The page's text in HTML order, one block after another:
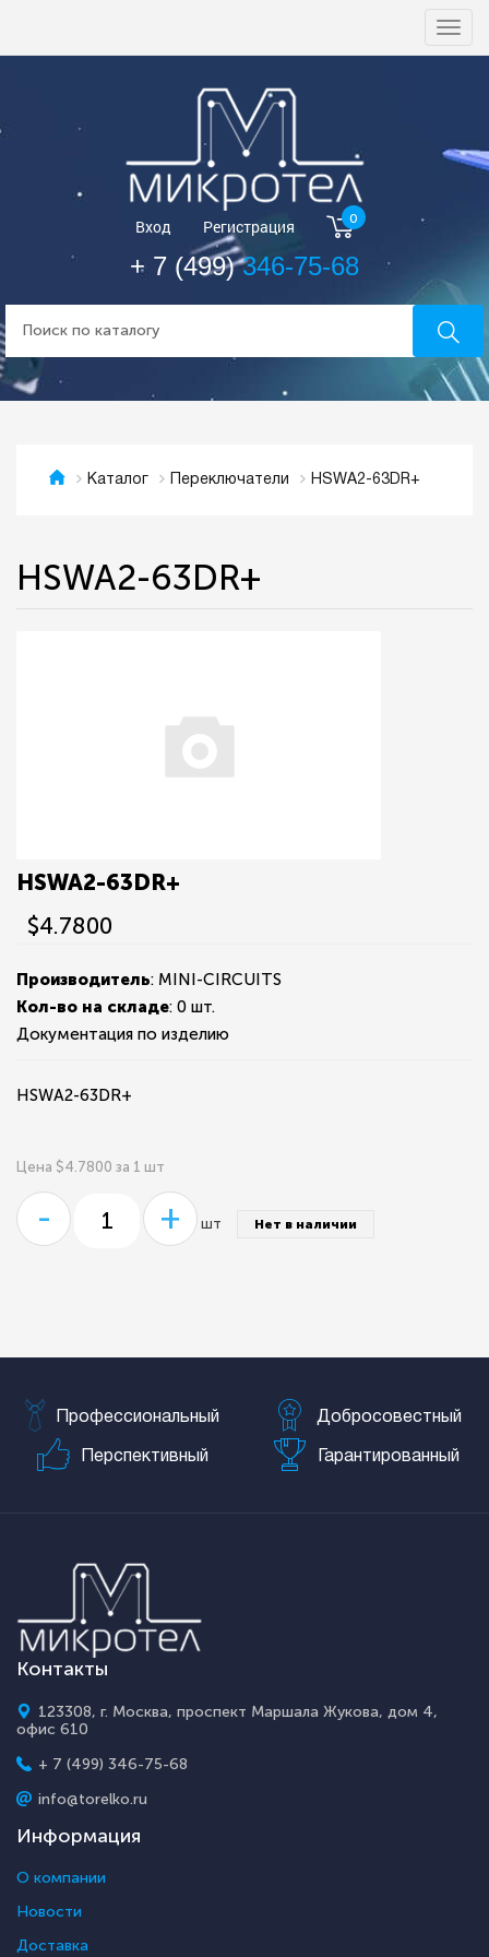
Вход Регистрация 0
+ 7 (499)346-75-68
Каталог Переключатели HSWA2-63DR+
HSWA2-63DR+
HSWA2-63DR+
$4.7800
Производитель: MINI-CIRCUITS
Кол-во на складе: 0 шт.
Документация по изделию
HSWA2-63DR+
Цена $4.7800 за 1 шт
- + шт Нет в наличии
Профессиональный Добросовестный
Перспективный Гарантированный
Контакты
123308, г. Москва, проспект Маршала Жукова, дом 4,
офис 610
+ 7 (499) 346-75-68
info@torelko.ru
Информация
О компании
Новости
Доставка